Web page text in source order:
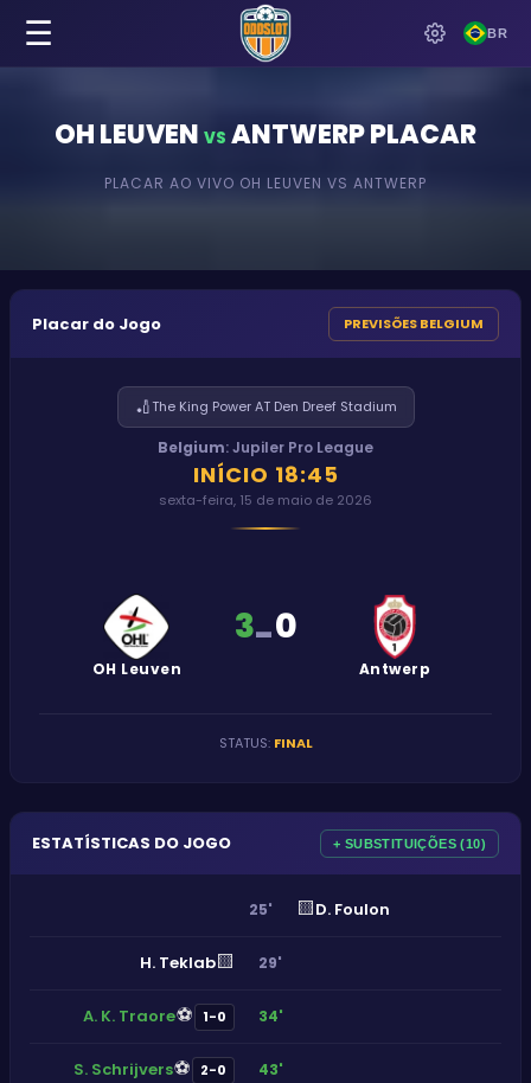
BR
☰
OH LEUVEN VS ANTWERPPLACAR
PLACAR AO VIVO OH LEUVEN VS ANTWERP
Placar do Jogo PREVISÕES BELGIUM
🏏The King Power AT Den Dreef Stadium
Belgium:Jupiler Pro League
INÍCIO 18:45
sexta-feira, 15 de maio de 2026
OH Leuven
3-0
Antwerp
STATUS: FINAL
ESTATÍSTICAS DO JOGO + SUBSTITUIÇÕES (10)
25' 🟨D. Foulon
H. Teklab🟨 29'
A. K. Traore⚽ 1-0 34'
S. Schrijvers⚽ 2-0 43'